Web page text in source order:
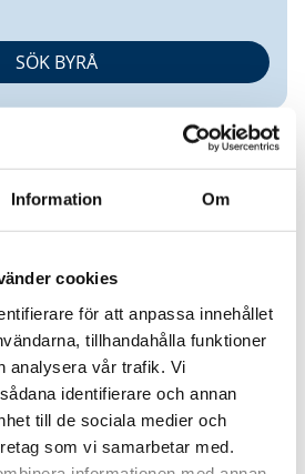
Information Om
cookies
för att anpassa innehållet
tillhandahålla funktioner
analysera vår trafik. Vi
identifierare och annan
till de sociala medier och
som vi samarbetar med.
AB